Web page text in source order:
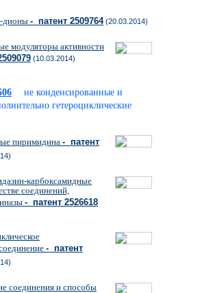
дионы - патент 2509764(20.03.2014)
модуляторы активности
(10.03.2014)
не конденсированные и
гетероциклические
пиримидина - патент
карбоксамидные
соединений,
- патент 2526618
- патент
соединения и способы